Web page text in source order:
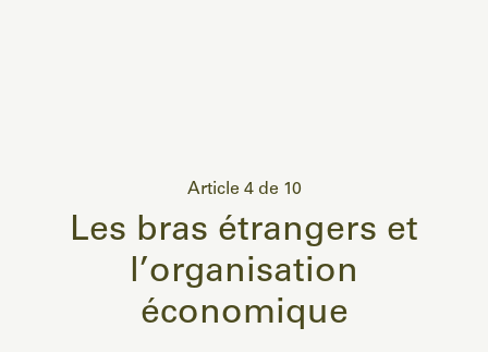
Article 4 de 10
Les bras étrangers et
l’organisation
économique